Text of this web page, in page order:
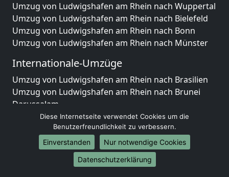
Umzug von Ludwigshafen am Rhein nach Wuppertal
Umzug von Ludwigshafen am Rhein nach Bielefeld
Umzug von Ludwigshafen am Rhein nach Bonn
Umzug von Ludwigshafen am Rhein nach Münster
Internationale-Umzüge
Umzug von Ludwigshafen am Rhein nach Brasilien
Umzug von Ludwigshafen am Rhein nach Brunei
Darussalam
Umzug von Ludwigshafen am Rhein nach Burkina
Umzug von Ludwigshafen am Rhein nach Burundi
Umzug von Ludwigshafen am Rhein nach Chile
Umzug von Ludwigshafen am Rhein nach China
Diese Internetseite verwendet Cookies um die
Benutzerfreundlichkeit zu verbessern.
Einverstanden
Nur notwendige Cookies
Datenschutzerklärung